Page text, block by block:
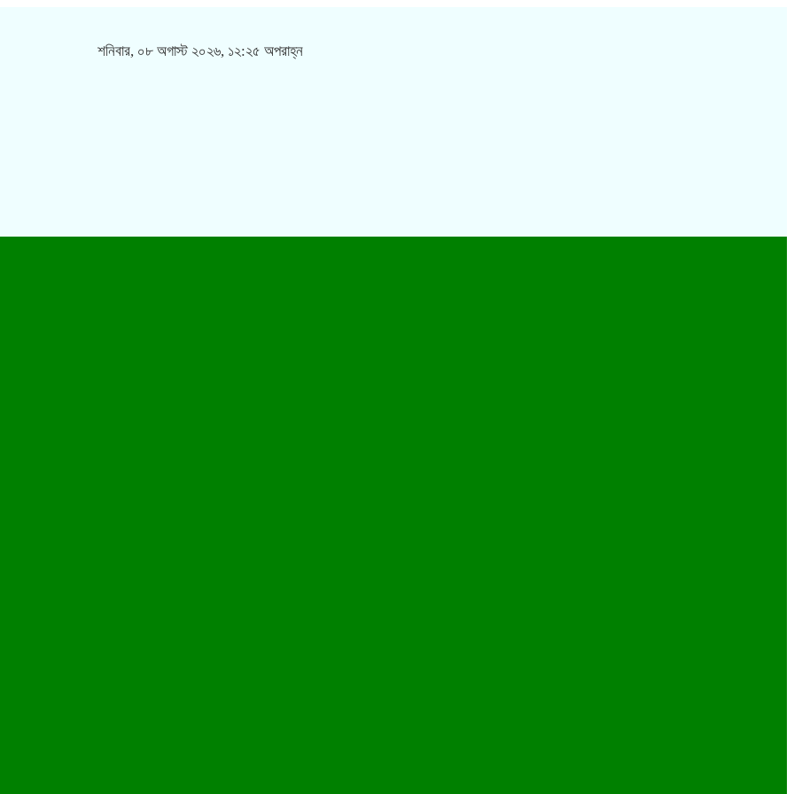
শনিবার, ০৮ অগাস্ট ২০২৬, ১২:২৫ অপরাহ্ন